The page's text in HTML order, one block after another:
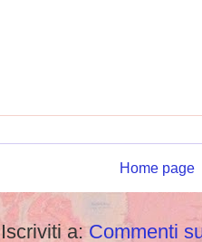
Home page
Iscriviti a: Commenti